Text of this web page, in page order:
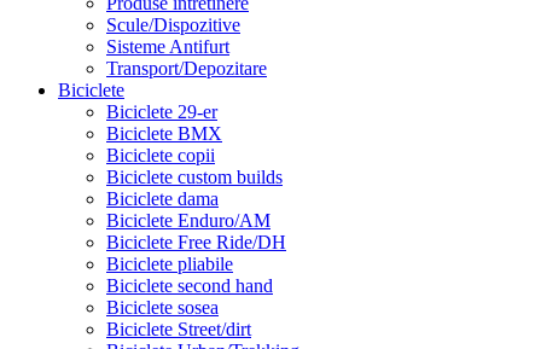
Scule/Dispozitive
Sisteme Antifurt
Transport/Depozitare
Biciclete
Biciclete 29-er
Biciclete BMX
Biciclete copii
Biciclete custom builds
Biciclete dama
Biciclete Enduro/AM
Biciclete Free Ride/DH
Biciclete pliabile
Biciclete second hand
Biciclete sosea
Biciclete Street/dirt